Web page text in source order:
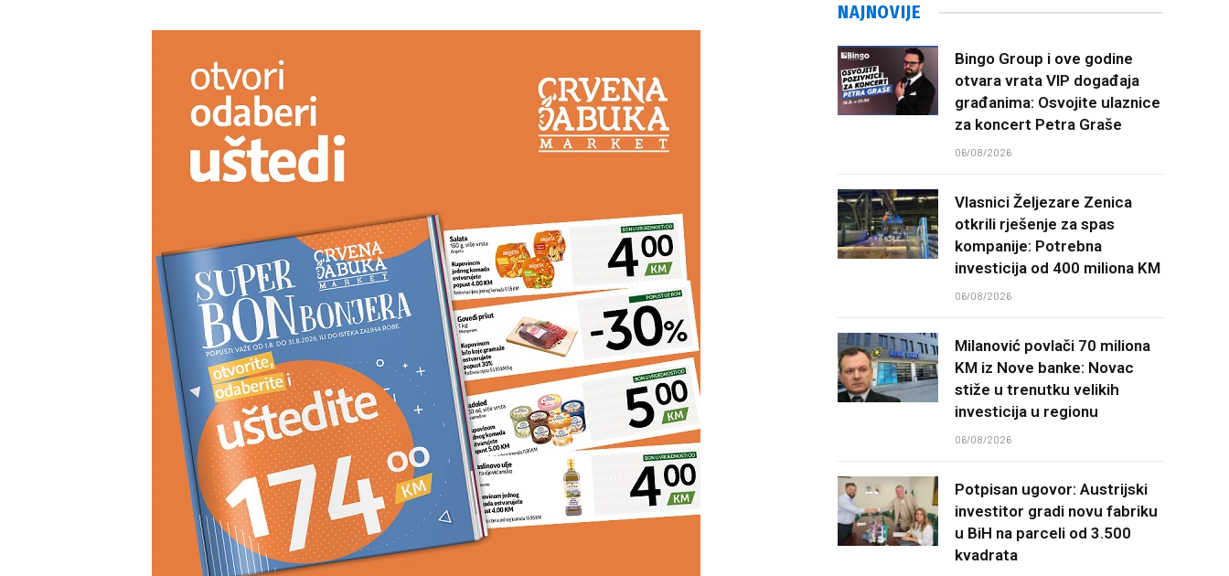
NAJNOVIJE
Bingo Group i ove godine
otvara vrata VIP događaja
građanima: Osvojite ulaznice
za koncert Petra Graše
06/08/2026
Vlasnici Željezare Zenica
otkrili rješenje za spas
kompanije: Potrebna
investicija od 400 miliona KM
06/08/2026
Milanović povlači 70 miliona
KM iz Nove banke: Novac
stiže u trenutku velikih
investicija u regionu
06/08/2026
Potpisan ugovor: Austrijski
investitor gradi novu fabriku
u BiH na parceli od 3.500
kvadrata